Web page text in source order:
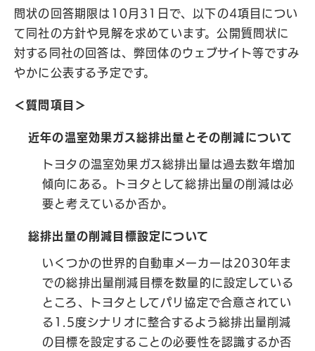
問状の回答期限は10月31日で、以下の4項目につい
て同社の方針や見解を求めています。公開質問状に
対する同社の回答は、弊団体のウェブサイト等ですみ
やかに公表する予定です。
＜質問項目＞
近年の温室効果ガス総排出量とその削減について
トヨタの温室効果ガス総排出量は過去数年増加
傾向にある。トヨタとして総排出量の削減は必
要と考えているか否か。
総排出量の削減目標設定について
いくつかの世界的自動車メーカーは2030年ま
での総排出量削減目標を数量的に設定している
ところ、トヨタとしてパリ協定で合意されてい
る1.5度シナリオに整合するよう総排出量削減
の目標を設定することの必要性を認識するか否